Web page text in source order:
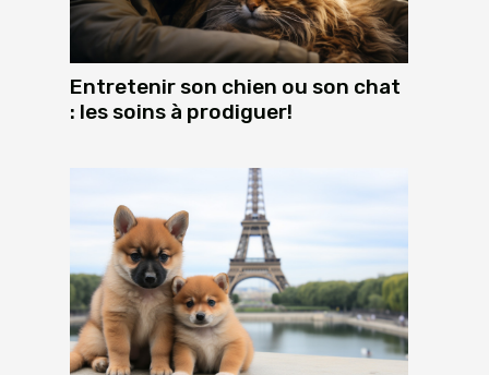
Entretenir son chien ou son chat
: les soins à prodiguer!